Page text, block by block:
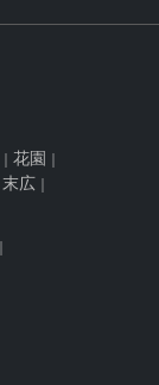
花園
末広